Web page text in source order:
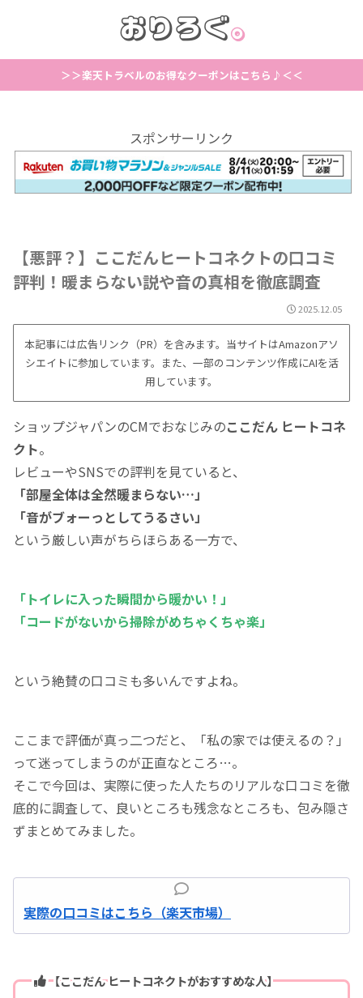
＞＞楽天トラベルのお得なクーポンはこちら♪＜＜
スポンサーリンク
【悪評？】ここだんヒートコネクトの口コミ
評判！暖まらない説や音の真相を徹底調査
2025.12.05
本記事には広告リンク（PR）を含みます。当サイトはAmazonアソ
シエイトに参加しています。また、一部のコンテンツ作成にAIを活
用しています。
ショップジャパンのCMでおなじみのここだん ヒートコネ
クト。
レビューやSNSでの評判を見ていると、
「部屋全体は全然暖まらない…」
「音がブォーっとしてうるさい」
という厳しい声がちらほらある一方で、
「トイレに入った瞬間から暖かい！」
「コードがないから掃除がめちゃくちゃ楽」
という絶賛の口コミも多いんですよね。
ここまで評価が真っ二つだと、「私の家では使えるの？」
って迷ってしまうのが正直なところ…。
そこで今回は、実際に使った人たちのリアルな口コミを徹
底的に調査して、良いところも残念なところも、包み隠さ
ずまとめてみました。
実際の口コミはこちら（楽天市場）
【ここだん ヒートコネクトがおすすめな人】